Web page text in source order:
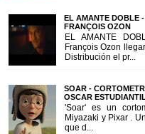
EL AMANTE DOBLE
FRANÇOIS OZON
EL AMANTE
François Ozon
Distribución el pr...
SOAR -
OSCAR
'Soar' es un
Miyazaki y Pixar .
que d...